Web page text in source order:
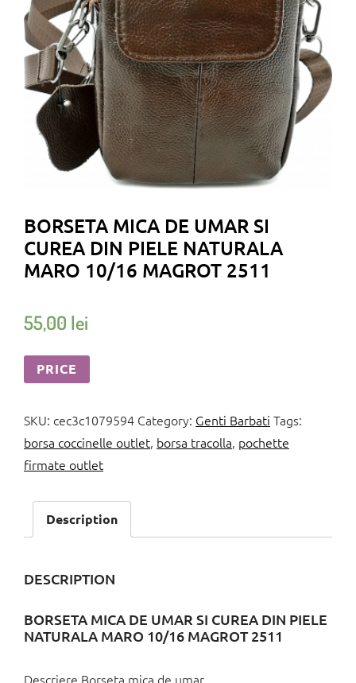
BORSETA MICA DE UMAR SI
CUREA DIN PIELE NATURALA
MARO 10/16 MAGROT 2511
55,00 lei
PRICE
SKU: cec3c1079594 Category: Genti Barbati Tags:
borsa coccinelle outlet, borsa tracolla, pochette
firmate outlet
Description
DESCRIPTION
BORSETA MICA DE UMAR SI CUREA DIN PIELE
NATURALA MARO 10/16 MAGROT 2511
Descriere Borseta mica de umar